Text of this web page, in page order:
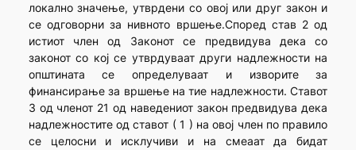
локално значење, утврдени со овој или друг закон и
се одговорни за нивното вршење.Според став 2 од
истиот член од Законот се предвидува дека со
законот со кој се утврдуваат други надлежности на
општината се определуваат и изворите за
финансирање за вршење на тие надлежности. Ставот
3 од членот 21 од наведениот закон предвидува дека
надлежностите од ставот ( 1 ) на овој член по правило
се целосни и исклучиви и на смеаат да бидат